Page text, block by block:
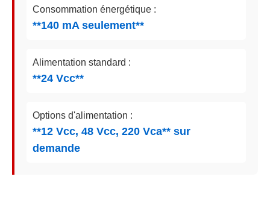
Consommation énergétique :
**140 mA seulement**
Alimentation standard :
**24 Vcc**
Options d'alimentation :
**12 Vcc, 48 Vcc, 220 Vca** sur
demande